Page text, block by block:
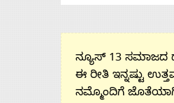
ನ್ಯೂಸ್ 13 ಸಮಾಜದ
ಈ ರೀತಿ ಇನ್ನಷ್ಟು
ನಮ್ಮೊಂದಿಗೆ